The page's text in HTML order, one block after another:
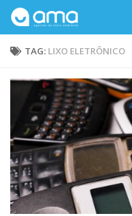
Skip to content
TAG: LIXO ELETRÔNICO